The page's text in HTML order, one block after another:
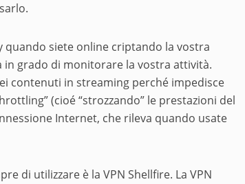
quando siete online criptando la vostra
in grado di monitorare la vostra attività.
contenuti in streaming perché impedisce
(cioé “strozzando” le prestazioni del
Internet, che rileva quando usate
di utilizzare è la VPN Shellfire. La VPN